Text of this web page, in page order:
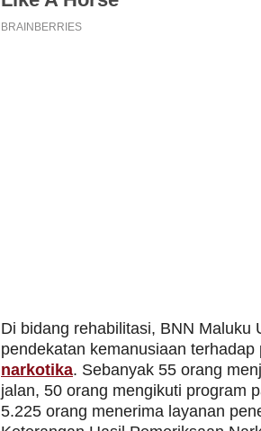
Di bidang rehabilitasi, BNN Maluku
pendekatan kemanusiaan terhadap
narkotika. Sebanyak 55 orang
jalan, 50 orang mengikuti program
5.225 orang menerima layanan